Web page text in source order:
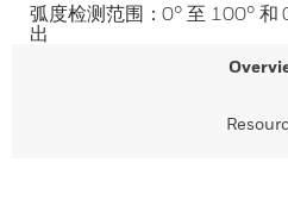
弧度检测范围：0° 至 100° 和
出